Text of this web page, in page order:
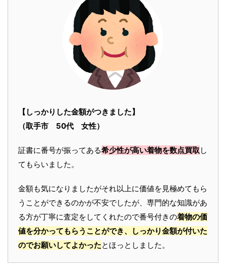
【しっかりした金額がつきました】
（取手市 50代 女性）
証書に番号が振ってある希少性が高い着物を数点買取 し
てもらいました。
金額も気になりましたがそれ以上に価値を見極めてもら
うことができるのかが不安でしたが、専門的な知識があ
る方が丁寧に査定をしてくれたので番号付きの着物の価
値を分かってもらうことができ、しっかり金額が付いた
のでお願いしてよかったとほっとしました。